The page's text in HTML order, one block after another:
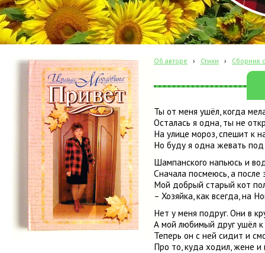
Об авторе › Стихи › Сборник
Ты от меня ушёл, когда
Осталась я одна, ты не
На улице мороз, спешит к
Но буду я одна жевать под
Шампанского напьюсь и
Сначала посмеюсь, а после
Мой добрый старый кот
– Хозяйка, как всегда, на
Нет у меня подруг. Они в
А мой любимый друг ушёл
Теперь он с ней сидит и
Про то, куда ходил, жене и